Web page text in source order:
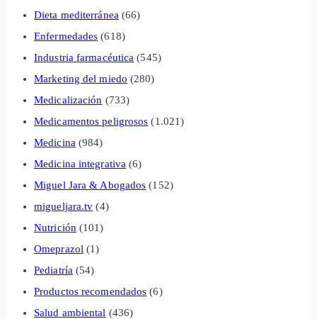
Dieta mediterránea (66)
Enfermedades (618)
Industria farmacéutica (545)
Marketing del miedo (280)
Medicalización (733)
Medicamentos peligrosos (1.021)
Medicina (984)
Medicina integrativa (6)
Miguel Jara & Abogados (152)
migueljara.tv (4)
Nutrición (101)
Omeprazol (1)
Pediatría (54)
Productos recomendados (6)
Salud ambiental (436)